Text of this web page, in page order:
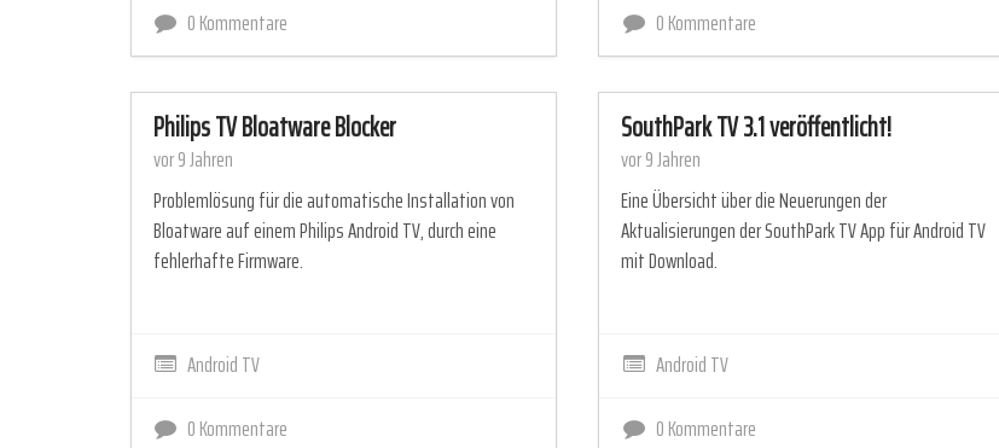
0 Kommentare
0 Kommentare
Philips TV Bloatware Blocker
vor 9 Jahren
Problemlösung für die automatische Installation von
Bloatware auf einem Philips Android TV, durch eine
fehlerhafte Firmware.
Android TV
0 Kommentare
SouthPark TV 3.1 veröffentlicht!
vor 9 Jahren
Eine Übersicht über die Neuerungen der
Aktualisierungen der SouthPark TV App für Android TV
mit Download.
Android TV
0 Kommentare